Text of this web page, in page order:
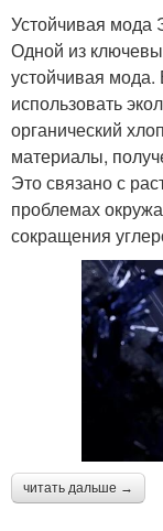
Устойчивая мода
Одной из
устойчивая
использовать
органический
материалы,
Это связано с
проблемах
сокращения
читать дальше →